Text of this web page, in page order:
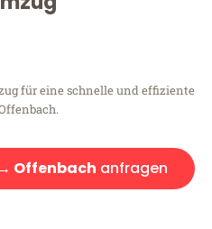
für eine schnelle und effiziente
Offenbach anfragen